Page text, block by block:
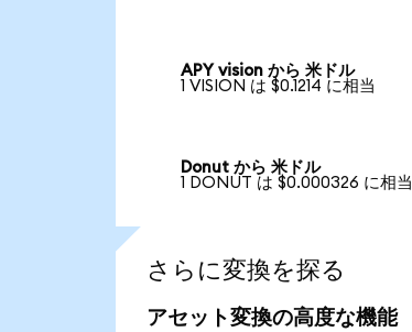
APY vision から 米ドル
1 VISION は $0.1214 に相当
Donut から 米ドル
1 DONUT は $0.000326 に相当
さらに変換を探る
アセット変換の高度な機能